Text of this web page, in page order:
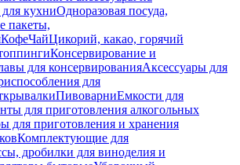
кухниОдноразовая посуда,
пакеты,
КофеЧайЦикорий, какао, горячий
Консервирование и
для консервированияАксессуары для
для
ПивоварниЕмкости для
для приготовления алкогольных
для приготовления и хранения
Комплектующие для
дробилки для виноделия и